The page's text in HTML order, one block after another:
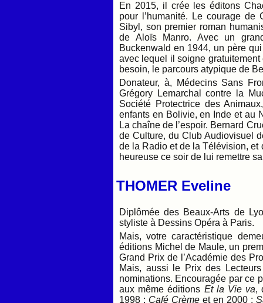
En 2015, il crée les éditons
pour l’humanité. Le courage de
Sibyl, son premier roman
de Aloïs Manro. Avec un
Buckenwald en 1944, un père
avec lequel il soigne
besoin, le parcours atypique de
Donateur, à, Médecins Sans
Grégory Lemarchal contre la
Société Protectrice des
enfants en Bolivie, en Inde et au
La chaîne de l’espoir. Bernard
de Culture, du Club Audiovisuel
de la Radio et de la Télévision,
heureuse ce soir de lui remettre
THOMER Eveline
Diplômée des Beaux-Arts de
styliste à Dessins Opéra à Paris.
Mais, votre caractéristique
éditions Michel de Maule, un
Grand Prix de l’Académie des
Mais, aussi le Prix des
nominations. Encouragée par ce
aux même éditions Et la Vie va,
1998 : Café Crème et en 2000 :